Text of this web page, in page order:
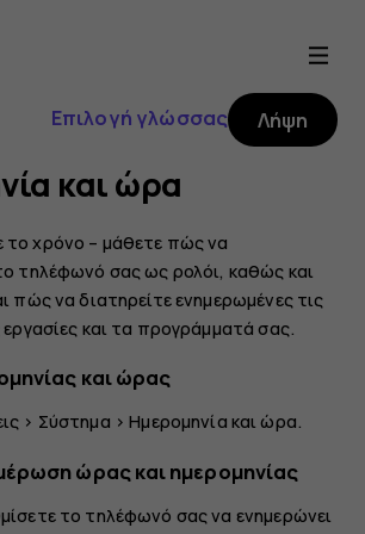
Επιλογή γλώσσας Λήψη
και ώρα
χρόνο – μάθετε πώς να
τηλέφωνό σας ως ρολόι, καθώς και
πώς να διατηρείτε ενημερωμένες τις
εργασίες και τα προγράμματά σας.
και ώρας
> Σύστημα >Ημερομηνία και ώρα.
ώρας και ημερομηνίας
το τηλέφωνό σας να ενημερώνει